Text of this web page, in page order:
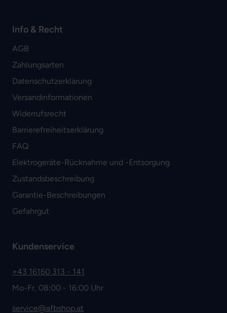
Info & Recht
AGB
Zahlungsarten
Datenschutzerklärung
Versandinformationen
Widerrufsrecht
Barrierefreiheitserklärung
FAQ
Elektrogeräte-Rücknahme und -Entsorgung
Zustandsbeschreibung
Garantie-Beschreibungen
Gefahrgut
Kundenservice
+43 16160 313 - 141
Mo-Fr, 08:00 - 16:00 Uhr
service@afbshop.at